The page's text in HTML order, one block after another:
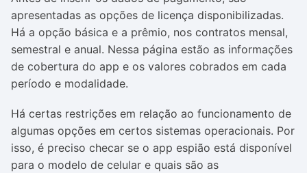
apresentadas as opções de licença disponibilizadas.
Há a opção básica e a prêmio, nos contratos mensal,
semestral e anual. Nessa página estão as informações
de cobertura do app e os valores cobrados em cada
período e modalidade.
Há certas restrições em relação ao funcionamento de
algumas opções em certos sistemas operacionais. Por
isso, é preciso checar se o app espião está disponível
para o modelo de celular e quais são as